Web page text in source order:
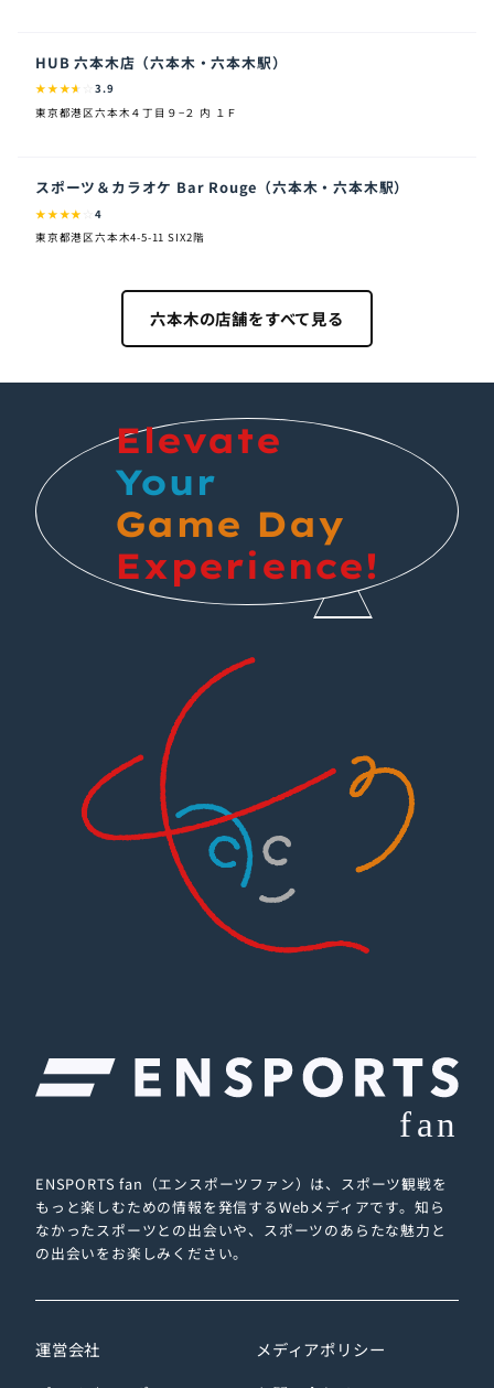
HUB 六本木店（六本木・六本木駅）
★★★★ ☆3.9
東京都港区六本木４丁目９−２ 内 １Ｆ
スポーツ＆カラオケ Bar Rouge（六本木・六本木駅）
★★★★ ☆4
東京都港区六本木4-5-11 SIX2階
六本木の店舗をすべて見る
Elevate
Your
Game Day
Experience!
ENSPORTS fan（エンスポーツファン）は、スポーツ観戦を
もっと楽しむための情報を発信するWebメディアです。 知ら
なかったスポーツとの出会いや、スポーツのあらたな魅力と
の出会いをお楽しみください。
運営会社
メディアポリシー